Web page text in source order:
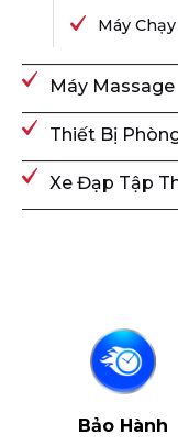
Máy
Máy Massage
Thiết Bị
Xe Đạp Tập
Bảo Hành